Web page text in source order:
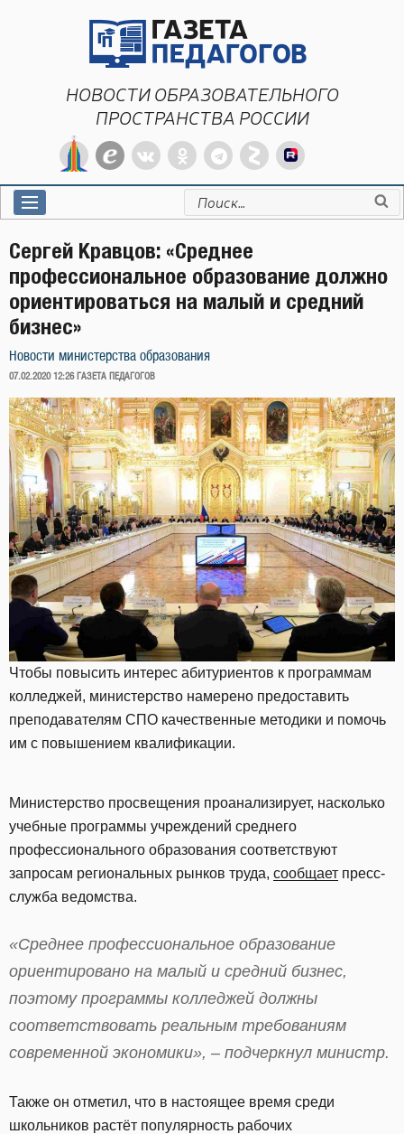
НОВОСТИ ОБРАЗОВАТЕЛЬНОГО
ПРОСТРАНСТВА РОССИИ
Искать:
Сергей Кравцов: «Среднее
профессиональное образование должно
ориентироваться на малый и средний
бизнес»
Новости министерства образования
ОПУБЛИКОВАНО
07.02.2020 12:26 ГАЗЕТА ПЕДАГОГОВ
Чтобы повысить интерес абитуриентов к программам
колледжей, министерство намерено предоставить
преподавателям СПО качественные методики и помочь
им с повышением квалификации.
Министерство просвещения проанализирует, насколько
учебные программы учреждений среднего
профессионального образования соответствуют
запросам региональных рынков труда, сообщает пресс-
служба ведомства.
«Среднее профессиональное образование
ориентировано на малый и средний бизнес,
поэтому программы колледжей должны
соответствовать реальным требованиям
современной экономики», – подчеркнул министр.
Также он отметил, что в настоящее время среди
школьников растёт популярность рабочих